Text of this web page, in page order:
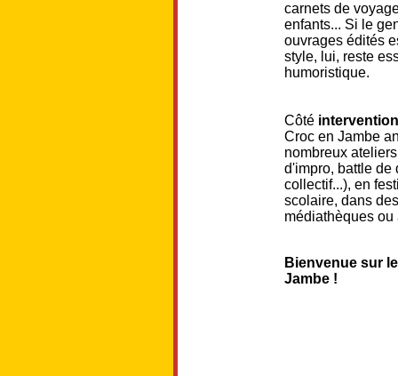
carnets de
enfants... Si le
ouvrages édités
style, lui, reste
humoristique.
Côté
Croc en Jambe
nombreux
d'impro, battle de
collectif...), en
scolaire, dans des
médiathèques ou
Bienvenue sur
Jambe !